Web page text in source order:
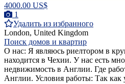
4000.00 US$
1
Удалить из избранного
London, United Kingdom
Поиск домов и квартир
О нас: Я являюсь риелтором в
находится в Чехии. У нас есть
недвижимость в Англии. Где
Англии. Условия работы: Так как